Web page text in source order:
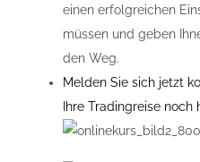
einen erfolgreichen
müssen und geben
den Weg.
Melden Sie sich jetzt
Ihre Tradingreise noch